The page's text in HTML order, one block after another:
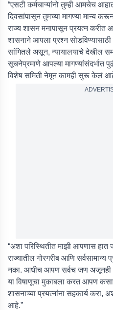
“एसटी कर्मचाऱ्यांनो तुम्ही आमचेच
दिवसांपासून तुमच्या मागण्या मान्य करून
राज्य शासन मनापासून प्रयत्न करीत
शासनाने आपला प्रश्न
सांगितले असून, न्यायालयाचे देखील
सूचनेप्रमाणे आपल्या मागण्यांसंदर्भात
विशेष समिती नेमून कामही सुरू केलं
“अशा परिस्थितीत माझी आपणास
राज्यातील गोरगरीब आणि
नका. आधीच आपण सर्वच जण अजूनही
या विषाणूचा मुकाबला करत आपण
शासनाच्या प्रयत्नांना सहकार्य करा,
आहे.”